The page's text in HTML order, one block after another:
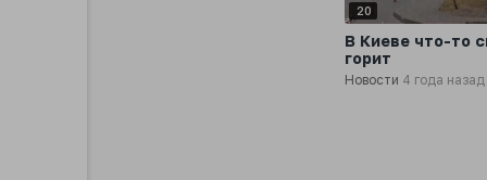
20
В Киеве что-то
горит
Новости 4 года назад